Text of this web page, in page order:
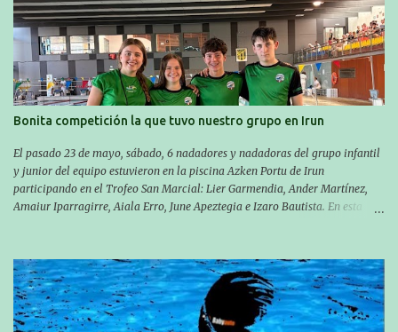
metros en 28 minutos y 30 segundos. Al día siguiente, Manu Santos y su
compañero Asier Gorostegi participaron en la V. San Antón Bira. En esta
travesía se realiza un recorrido desde la playa de Gaztetape hasta la playa
de Malkorbe, pero debido al estado del mar de aquel día, la organización
decidió hacerlo en el interior de la bahía de la playa de Malkorbe. Así,
Asier completó el recorrido en 29 minutos y 30 segundos, c...
Bonita competición la que tuvo nuestro grupo en Irun
El pasado 23 de mayo, sábado, 6 nadadores y nadadoras del grupo infantil
y junior del equipo estuvieron en la piscina Azken Portu de Irun
participando en el Trofeo San Marcial: Lier Garmendia, Ander Martínez,
Amaiur Iparragirre, Aiala Erro, June Apeztegia e Izaro Bautista. En esta
marcas. A pesar de no conseguir marca, pasaron una tarde muy buena y
sirvió para reforzar su experiencia. La mayoría ya ha terminado la
temporada, pero seguiremos trabajando con quienes están en la recta final,
trabajando para que cada uno consiga sus objetivos personales. BRNPWR!